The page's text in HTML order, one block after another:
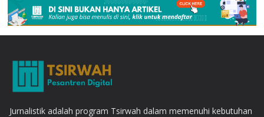
Jurnalistik adalah program Tsirwah dalam memenuhi kebutuhan